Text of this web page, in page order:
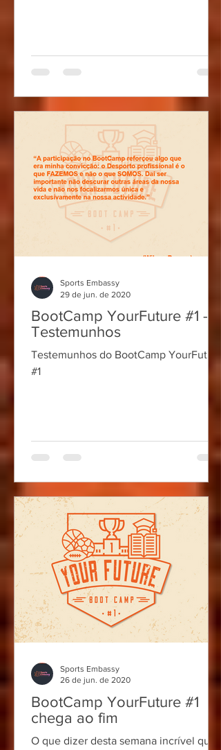
BootCamp YourFuture #1 -
Testemunhos
Testemunhos do BootCamp YourFuture
#1
Sports Embassy
29 de jun. de 2020
BootCamp YourFuture #1
chega ao fim
O que dizer desta semana incrível que
Sports Embassy
26 de jun. de 2020